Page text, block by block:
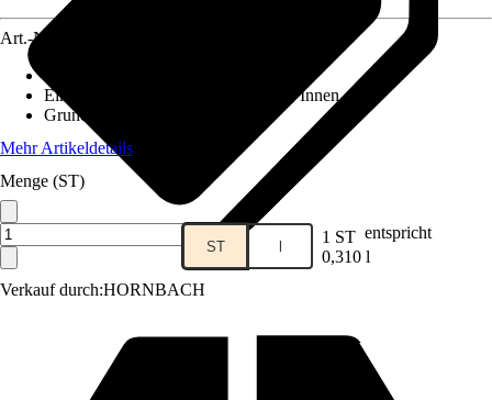
Verkauf durch:HORNBACH
Art.-Nr.
Einsatzbereich
Außen, Feuchtraum, Innen
Grundfarbe
Mehr Artikeldetails
Menge (ST)
ST l 1 ST entspricht
0,310 l